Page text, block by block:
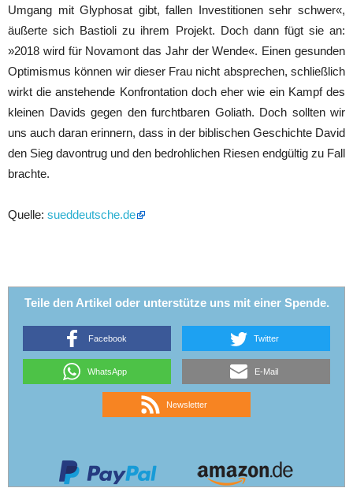
Umgang mit Glyphosat gibt, fallen Investitionen sehr schwer«,
äußerte sich Bastioli zu ihrem Projekt. Doch dann fügt sie an:
»2018 wird für Novamont das Jahr der Wende«. Einen gesunden
Optimismus können wir dieser Frau nicht absprechen, schließlich
wirkt die anstehende Konfrontation doch eher wie ein Kampf des
kleinen Davids gegen den furchtbaren Goliath. Doch sollten wir
uns auch daran erinnern, dass in der biblischen Geschichte David
den Sieg davontrug und den bedrohlichen Riesen endgültig zu Fall
brachte.
Quelle: sueddeutsche.de
Teile den Artikel oder unterstütze uns mit einer Spende.
Facebook Twitter
WhatsApp E-Mail
Newsletter